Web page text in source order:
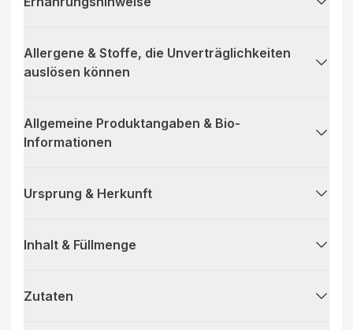
Allergene & Stoffe, die Unverträglichkeiten
auslösen können
Allgemeine Produktangaben & Bio-
Informationen
Ursprung & Herkunft
Inhalt & Füllmenge
Zutaten